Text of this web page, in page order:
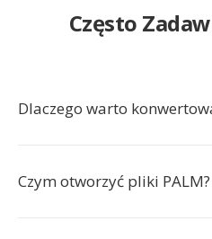
Często
Dlaczego warto
Czym otworzyć pliki PALM?